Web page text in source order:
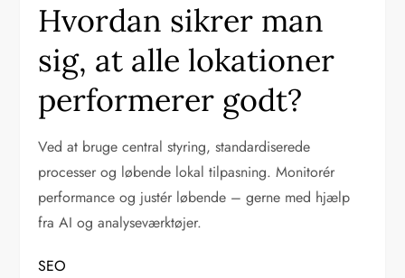
Hvordan sikrer man
sig, at alle lokationer
performerer godt?
Ved at bruge central styring, standardiserede
processer og løbende lokal tilpasning. Monitorér
performance og justér løbende – gerne med hjælp
fra AI og analyseværktøjer.
SEO